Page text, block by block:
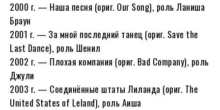
2000 г. — Наша песня (ориг. Our Song), роль Ланиша
Браун
2001 г. — За мной последний танец (ориг. Save the
Last Dance), роль Шенил
2002 г. — Плохая компания (ориг. Bad Company), роль
Джули
2003 г. — Соединённые штаты Лиланда (ориг. The
United States of Leland), роль Аиша